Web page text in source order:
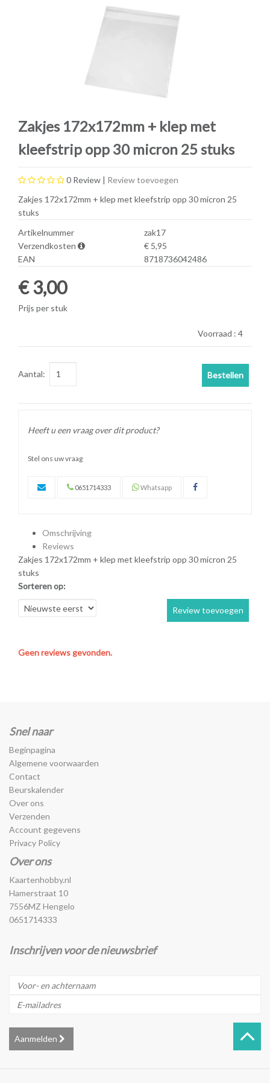
Zakjes 172x172mm + klep met
kleefstrip opp 30 micron 25 stuks
0 Review | Review toevoegen
Zakjes 172x172mm + klep met kleefstrip opp 30 micron 25
stuks
Artikelnummer
zak17
Verzendkosten
€ 5,95
EAN
8718736042486
€ 3,00
Prijs per stuk
Voorraad : 4
Aantal: Bestellen
Heeft u een vraag over dit product?
Stel ons uw vraag
0651714333 Whatsapp
Omschrijving
Reviews
Zakjes 172x172mm + klep met kleefstrip opp 30 micron 25
stuks
Sorteren op:
Review toevoegen
Geen reviews gevonden.
Snel naar
Beginpagina
Algemene voorwaarden
Contact
Beurskalender
Over ons
Verzenden
Account gegevens
Privacy Policy
Over ons
Kaartenhobby.nl
Hamerstraat 10
7556MZ Hengelo
0651714333
Inschrijven voor de nieuwsbrief
Aanmelden